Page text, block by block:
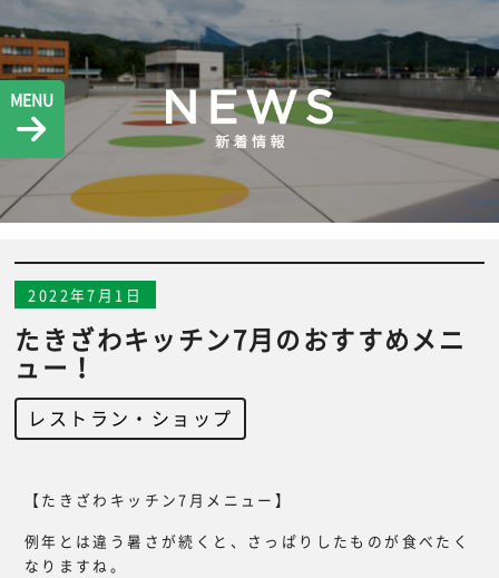
MENU
2022年7月1日
たきざわキッチン7月のおすすめメニ
ュー！
レストラン・ショップ
【たきざわキッチン7月メニュー】
例年とは違う暑さが続くと、さっぱりしたものが食べたく
なりますね。